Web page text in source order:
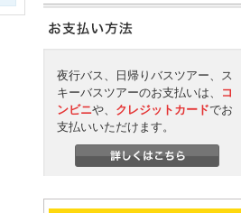
夜行バス、日帰りバスツアー、ス
キーバスツアーのお支払いは、
コ
ンビニや、 クレジットカードでお
支払いいただけます。